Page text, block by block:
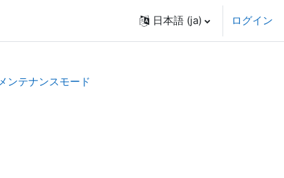
日本語 ‎(ja)‎ ログイン
ンテナンスモード
検索する